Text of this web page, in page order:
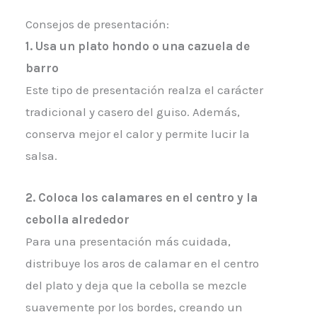
Consejos de presentación:
1. Usa un plato hondo o una cazuela de
barro
Este tipo de presentación realza el carácter
tradicional y casero del guiso. Además,
conserva mejor el calor y permite lucir la
salsa.
2. Coloca los calamares en el centro y la
cebolla alrededor
Para una presentación más cuidada,
distribuye los aros de calamar en el centro
del plato y deja que la cebolla se mezcle
suavemente por los bordes, creando un